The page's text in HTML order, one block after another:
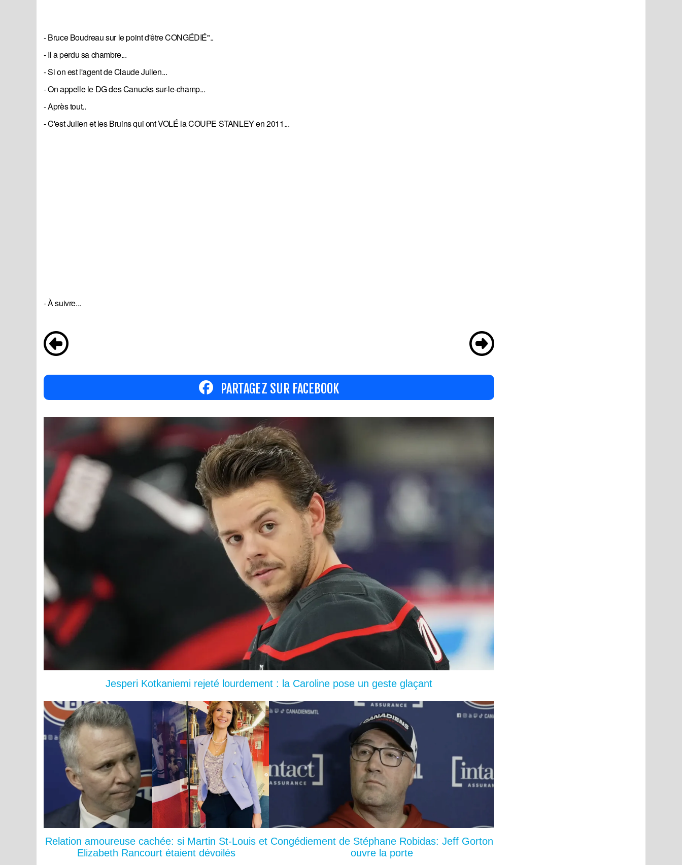
- Bruce Boudreau sur le point d'être CONGÉDIÉ"..
- Il a perdu sa chambre...
- Si on est l'agent de Claude Julien...
- On appelle le DG des Canucks sur-le-champ...
- Après tout..
- C'est Julien et les Bruins qui ont VOLÉ la COUPE STANLEY en 2011...
- À suivre...
PARTAGEZ SUR FACEBOOK
Jesperi Kotkaniemi rejeté lourdement : la Caroline pose un geste glaçant
Relation amoureuse cachée: si Martin St-Louis et
Elizabeth Rancourt étaient dévoilés
Congédiement de Stéphane Robidas: Jeff Gorton
ouvre la porte